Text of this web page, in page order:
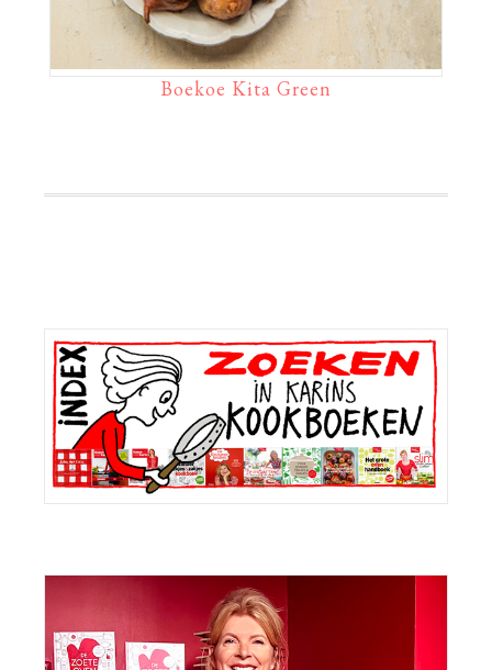
Boekoe Kita Green
Primaire
Sidebar